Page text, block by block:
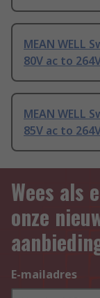
MEAN WELL
80V ac to
MEAN WELL
85V ac to
Wees als
onze
E-mailadres